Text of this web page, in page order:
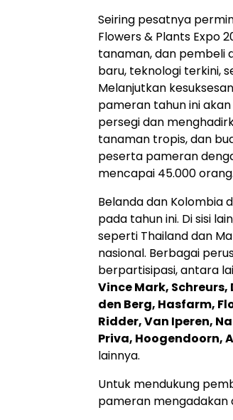
Seiring pesatnya
Flowers & Plants Expo
tanaman, dan pembeli
baru, teknologi terkini,
Melanjutkan
pameran tahun ini
persegi dan
tanaman tropis, dan
peserta pameran
mencapai 45.000 orang.
Belanda dan Kolombia
pada tahun ini. Di sisi
seperti Thailand dan
nasional. Berbagai
berpartisipasi, antara
Vince Mark,
den Berg, Hasfarm,
Ridder, Van Iperen,
Priva, Hoogendoorn,
lainnya.
Untuk mendukung
pameran mengadakan